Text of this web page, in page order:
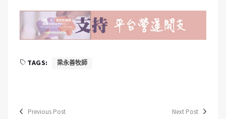
TAGS: 梁永善牧師
Previous Post Next Post